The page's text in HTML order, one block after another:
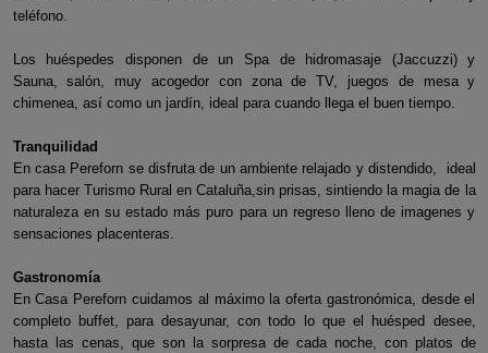
teléfono.
Los huéspedes disponen de un Spa de hidromasaje (Jaccuzzi) y
Sauna, salón, muy acogedor con zona de TV, juegos de mesa y
chimenea, así como un jardín, ideal para cuando llega el buen tiempo.
Tranquilidad
En casa Pereforn se disfruta de un ambiente relajado y distendido, ideal
para hacer Turismo Rural en Cataluña,sin prisas, sintiendo la magia de la
naturaleza en su estado más puro para un regreso lleno de imagenes y
sensaciones placenteras.
Gastronomía
En Casa Pereforn cuidamos al máximo la oferta gastronómica, desde el
completo buffet, para desayunar, con todo lo que el huésped desee,
hasta las cenas, que son la sorpresa de cada noche, con platos de